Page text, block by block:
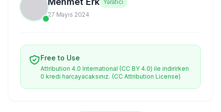
Yaratıcı
27 Mayıs 2024
Free to Use
Attribution 4.0 International (CC BY 4.0) ile indirirken
0 kredi harcayacaksınız. (CC Attribution License)